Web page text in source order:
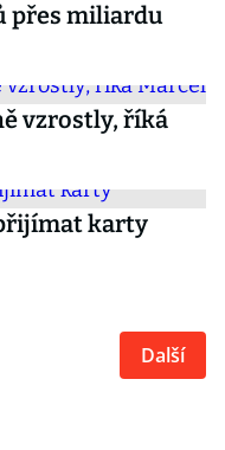
přes miliardu
vzrostly, říká
karty
Další